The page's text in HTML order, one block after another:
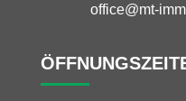
office@mt-